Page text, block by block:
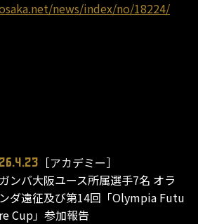
news/index/no/18224/
26.4.23
［アカデミー］
ガンバ大阪ユース所属選手7名 オラ
ンダ遠征及び第14回「Olympia Futu
re Cup」参加報告